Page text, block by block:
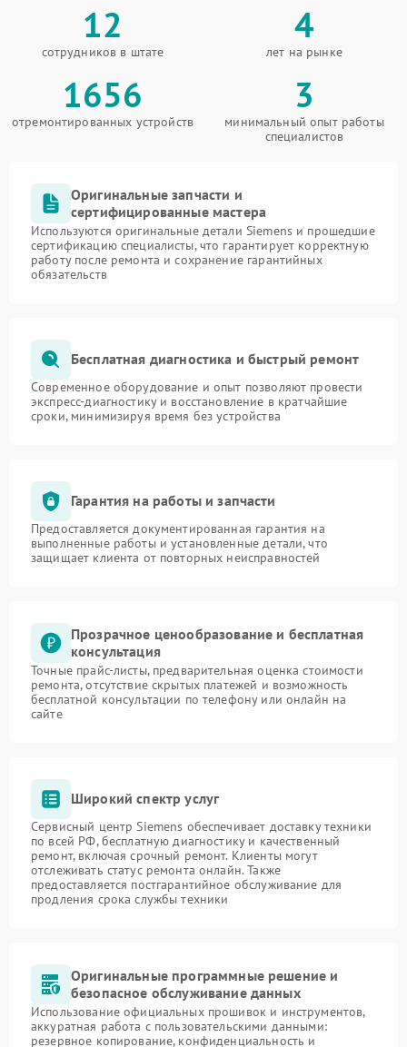
12
сотрудников в штате
4
лет на рынке
1656
отремонтированных устройств
3
минимальный опыт работы
специалистов
Оригинальные запчасти и
сертифицированные мастера
Используются оригинальные детали Siemens и прошедшие
сертификацию специалисты, что гарантирует корректную
работу после ремонта и сохранение гарантийных
обязательств
Бесплатная диагностика и быстрый ремонт
Современное оборудование и опыт позволяют провести
экспресс-диагностику и восстановление в кратчайшие
сроки, минимизируя время без устройства
Гарантия на работы и запчасти
Предоставляется документированная гарантия на
выполненные работы и установленные детали, что
защищает клиента от повторных неисправностей
Прозрачное ценообразование и бесплатная
консультация
Точные прайс-листы, предварительная оценка стоимости
ремонта, отсутствие скрытых платежей и возможность
бесплатной консультации по телефону или онлайн на
сайте
Широкий спектр услуг
Сервисный центр Siemens обеспечивает доставку техники
по всей РФ, бесплатную диагностику и качественный
ремонт, включая срочный ремонт. Клиенты могут
отслеживать статус ремонта онлайн. Также
предоставляется постгарантийное обслуживание для
продления срока службы техники
Оригинальные программные решение и
безопасное обслуживание данных
Использование официальных прошивок и инструментов,
аккуратная работа с пользовательскими данными:
резервное копирование, конфиденциальность и